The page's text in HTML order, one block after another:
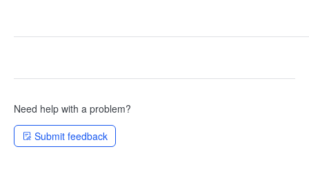
Need help with a problem?
Submit feedback